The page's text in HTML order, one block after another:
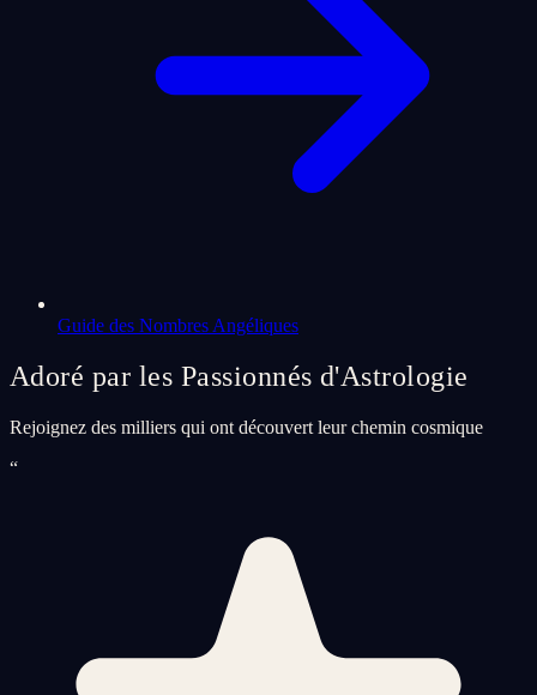
Guide des Nombres Angéliques
Adoré par les Passionnés d'Astrologie
Rejoignez des milliers qui ont découvert leur chemin cosmique
“